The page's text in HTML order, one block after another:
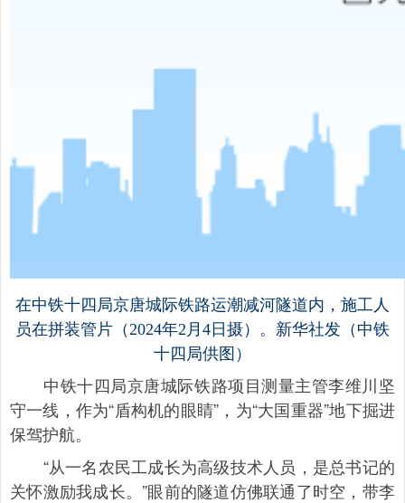
在中铁十四局京唐城际铁路运潮减河隧道内，施工人
员在拼装管片（2024年2月4日摄）。新华社发（中铁
十四局供图）
中铁十四局京唐城际铁路项目测量主管李维川坚
守一线，作为“盾构机的眼睛”，为“大国重器”地下掘进
保驾护航。
“从一名农民工成长为高级技术人员，是总书记的
关怀激励我成长。”眼前的隧道仿佛联通了时空，带李